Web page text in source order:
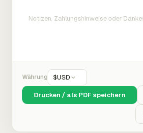
Währung $USD
Drucken / als PDF speichern